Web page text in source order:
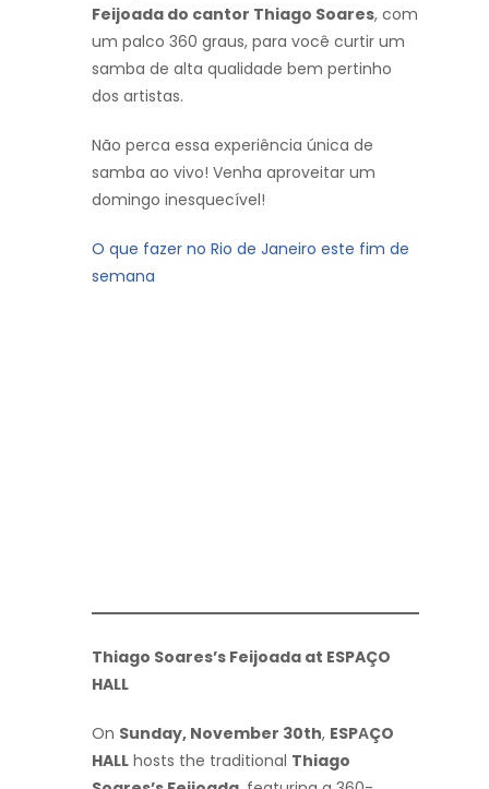
Feijoada do cantor Thiago Soares, com
um palco 360 graus, para você curtir um
samba de alta qualidade bem pertinho
dos artistas.
Não perca essa experiência única de
samba ao vivo! Venha aproveitar um
domingo inesquecível!
O que fazer no Rio de Janeiro este fim de
semana
Thiago Soares’s Feijoada at ESPAÇO
HALL
On Sunday, November 30th, ESPАÇO
HALL hosts the traditional Thiago